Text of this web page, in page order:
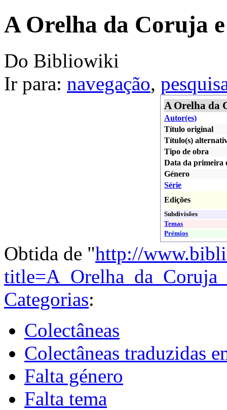
A Orelha da Coruja
Do Bibliowiki
Ir para: navegação,
A Orelha da
Autor(es)
Título original
Título(s)
Tipo de obra
Data da primeira
Género
Série
Edições
Subdivisões
Temas
Prémios
Obtida de "http://
Categorias:
Colectâneas
Colectâneas traduzidas
Falta género
Falta tema